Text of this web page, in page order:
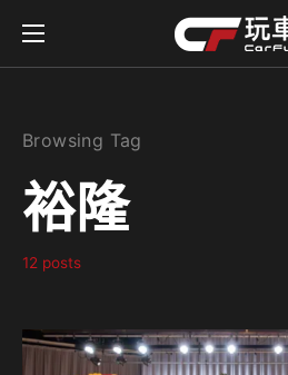
Browsing Tag
裕隆
12 posts